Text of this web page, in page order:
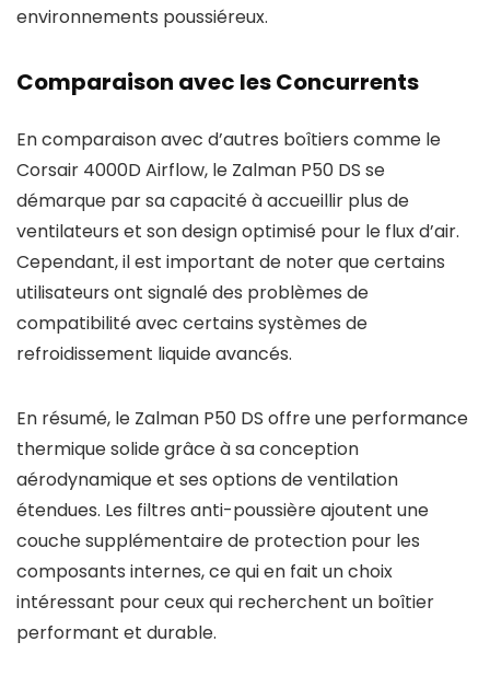
environnements poussiéreux.
Comparaison avec les Concurrents
En comparaison avec d’autres boîtiers comme le
Corsair 4000D Airflow, le Zalman P50 DS se
démarque par sa capacité à accueillir plus de
ventilateurs et son design optimisé pour le flux d’air.
Cependant, il est important de noter que certains
utilisateurs ont signalé des problèmes de
compatibilité avec certains systèmes de
refroidissement liquide avancés.
En résumé, le Zalman P50 DS offre une performance
thermique solide grâce à sa conception
aérodynamique et ses options de ventilation
étendues. Les filtres anti-poussière ajoutent une
couche supplémentaire de protection pour les
composants internes, ce qui en fait un choix
intéressant pour ceux qui recherchent un boîtier
performant et durable.